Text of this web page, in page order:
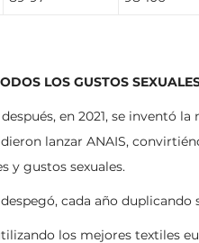
LOS GUSTOS
en 2021, se inventó
lanzar ANAIS,
y gustos sexuales.
cada año duplicando
los mejores textiles